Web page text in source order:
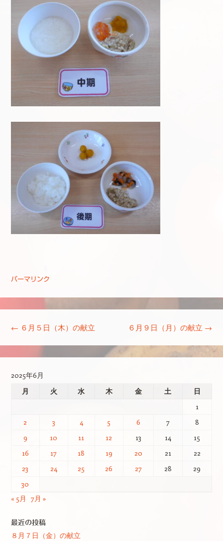
パーマリンク
← ６月５日（木）の献立 ６月９日（月）の献立 →
2025年6月
月
火 水 木 金 土
日
1
2
3 4 5 6 7
8
9
10 11 12 13 14
15
16
17 18 19 20 21
22
23
24 25 26 27 28
29
30
« 5月
7月 »
最近の投稿
８月７日（金）の献立